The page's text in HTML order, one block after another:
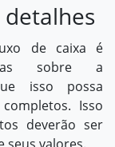
detalhes
de caixa é
sobre a
isso possa
Isso
deverão ser